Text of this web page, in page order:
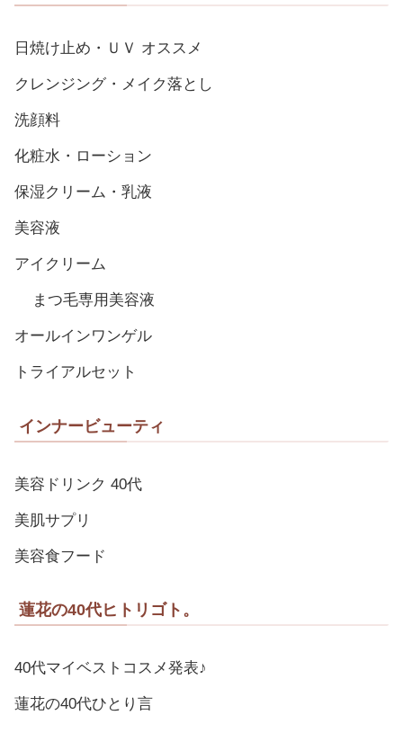
日焼け止め・ＵＶ オススメ
クレンジング・メイク落とし
洗顔料
化粧水・ローション
保湿クリーム・乳液
美容液
アイクリーム
まつ毛専用美容液
オールインワンゲル
トライアルセット
インナービューティ
美容ドリンク 40代
美肌サプリ
美容食フード
蓮花の40代ヒトリゴト。
40代マイベストコスメ発表♪
蓮花の40代ひとり言